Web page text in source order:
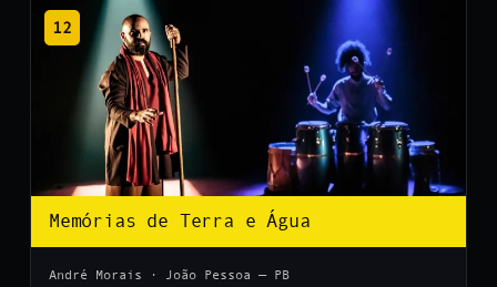
12
Memórias de Terra e Água
André Morais · João Pessoa — PB